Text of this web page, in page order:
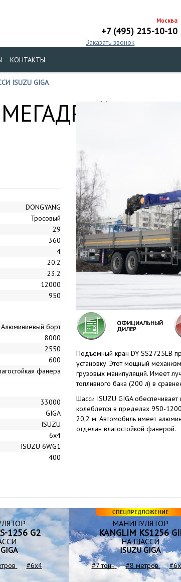
Москва
+7 (495) 215-10-10
Заказать звонок
КОНТАКТЫ
ISUZU GIGA
DONGYANG
Тросовый
29
360
4
20.2
23.2
12000
950
Алюминиевый борт
8000
2550
600
фанера
33000
GIGA
ISUZU
6x4
ISUZU 6WG1
400
ОФИЦИАЛЬНЫЙ
ДИЛЕР
Подъемный кран DY SS2725LB
установку. Этот мощный
грузовых манипуляций. Имеет
топливного бака (200 л) в
Шасси ISUZU GIGA
колеблется в пределах 950-
20,2 м. Автомобиль имеет
отделан влагостойкой фанерой.
1256 G2
#6x4
МАНИПУЛЯТОР
KANGLIM KS1256
НА ШАССИ
ISUZU GIGA
#7 тонн #8 метров